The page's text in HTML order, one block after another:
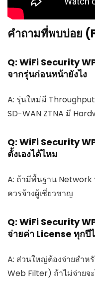
คำถามที่พบบ่อย
Q: WiFi Security
จากรุ่นก่อนหน้ายังไง
A: รุ่นใหม่มี
SD-WAN ZTNA มี
Q: WiFi Security
ตั้งเองได้ไหม
A: ถ้ามีพื้นฐาน Network
ควรจ้างผู้เชี่ยวชาญ
Q: WiFi Security
จ่ายค่า License ทุกปี
A: ส่วนใหญ่ต้องจ่ายสำห
Web Filter) ถ้าไม่จ่ายจ